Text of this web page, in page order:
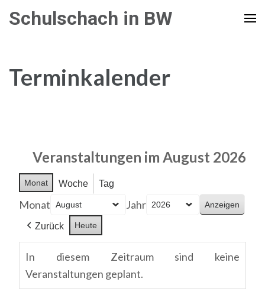
Inhalt
drücken)
Schulschach in BW
Terminkalender
Veranstaltungen im August 2026
Monat Woche Tag
Monat Jahr
Zurück Heute
In diesem Zeitraum sind keine
Veranstaltungen geplant.